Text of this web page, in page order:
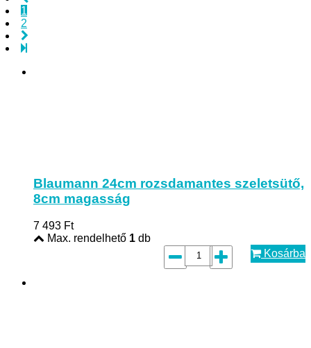
1
2
Blaumann 24cm rozsdamantes szeletsütő,
8cm magasság
7 493 Ft
Max. rendelhető 1 db
Kosárba